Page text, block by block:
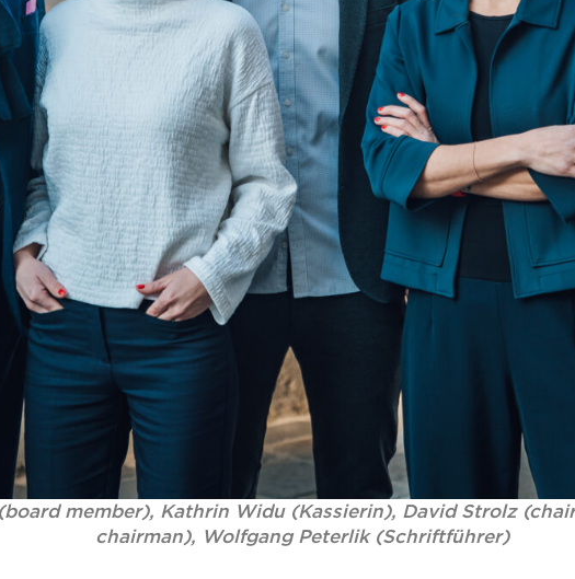
member), Kathrin Widu (Kassierin), David Strolz
chairman), Wolfgang Peterlik (Schriftführer)